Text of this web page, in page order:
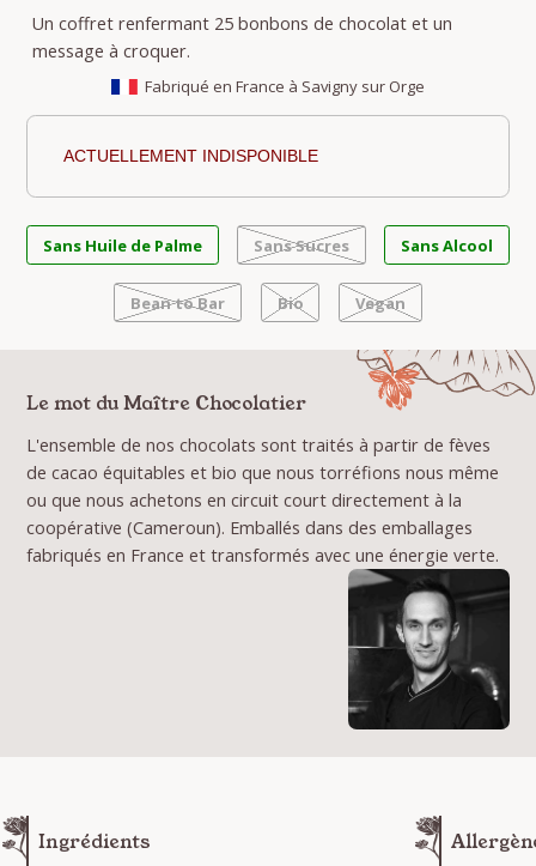
Un coffret renfermant 25 bonbons de chocolat et un
message à croquer.
Fabriqué en France à Savigny sur Orge
ACTUELLEMENT INDISPONIBLE
Sans Huile de Palme Sans Sucres Sans Alcool
Bean to Bar Bio Vegan
Le mot du Maître Chocolatier
L'ensemble de nos chocolats sont traités à partir de fèves
de cacao équitables et bio que nous torréfions nous même
ou que nous achetons en circuit court directement à la
coopérative (Cameroun). Emballés dans des emballages
fabriqués en France et transformés avec une énergie verte.
Ingrédients